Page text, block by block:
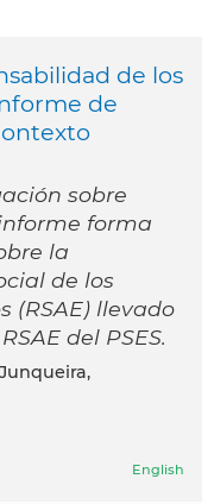
de los
de
sobre
forma
la
de los
(RSAE) llevado
del PSES.
English